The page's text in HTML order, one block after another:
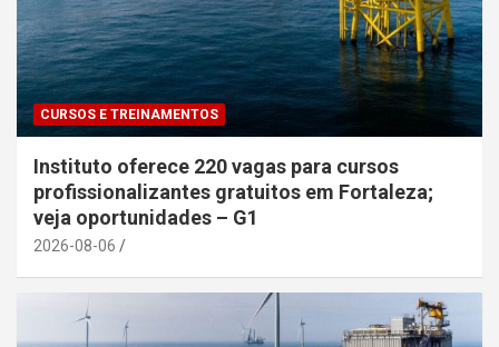
CURSOS E TREINAMENTOS
Instituto oferece 220 vagas para cursos
profissionalizantes gratuitos em Fortaleza;
veja oportunidades – G1
2026-08-06